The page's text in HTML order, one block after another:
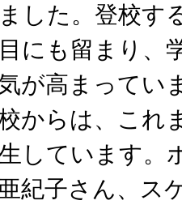
した。登校す
にも留まり、
が高まってい
からは、これ
しています。
紀子さん、ス